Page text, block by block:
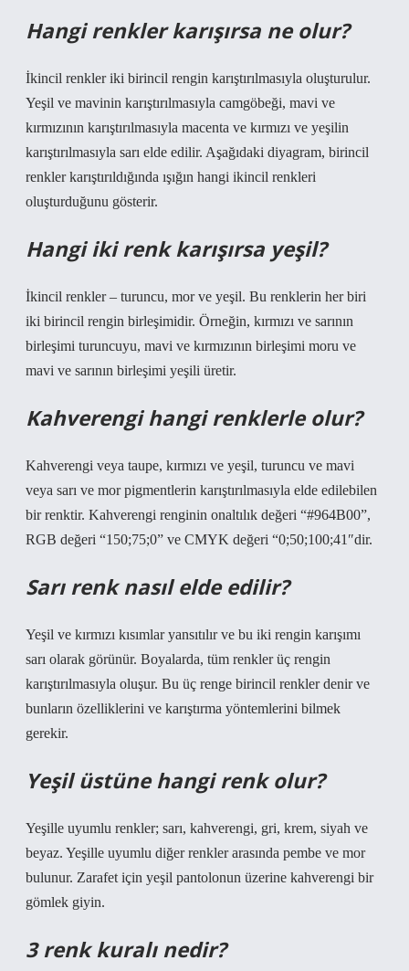
Hangi renkler karışırsa ne olur?
İkincil renkler iki birincil rengin karıştırılmasıyla oluşturulur.
Yeşil ve mavinin karıştırılmasıyla camgöbeği, mavi ve
kırmızının karıştırılmasıyla macenta ve kırmızı ve yeşilin
karıştırılmasıyla sarı elde edilir. Aşağıdaki diyagram, birincil
renkler karıştırıldığında ışığın hangi ikincil renkleri
oluşturduğunu gösterir.
Hangi iki renk karışırsa yeşil?
İkincil renkler – turuncu, mor ve yeşil. Bu renklerin her biri
iki birincil rengin birleşimidir. Örneğin, kırmızı ve sarının
birleşimi turuncuyu, mavi ve kırmızının birleşimi moru ve
mavi ve sarının birleşimi yeşili üretir.
Kahverengi hangi renklerle olur?
Kahverengi veya taupe, kırmızı ve yeşil, turuncu ve mavi
veya sarı ve mor pigmentlerin karıştırılmasıyla elde edilebilen
bir renktir. Kahverengi renginin onaltılık değeri “#964B00”,
RGB değeri “150;75;0” ve CMYK değeri “0;50;100;41″dir.
Sarı renk nasıl elde edilir?
Yeşil ve kırmızı kısımlar yansıtılır ve bu iki rengin karışımı
sarı olarak görünür. Boyalarda, tüm renkler üç rengin
karıştırılmasıyla oluşur. Bu üç renge birincil renkler denir ve
bunların özelliklerini ve karıştırma yöntemlerini bilmek
gerekir.
Yeşil üstüne hangi renk olur?
Yeşille uyumlu renkler; sarı, kahverengi, gri, krem, siyah ve
beyaz. Yeşille uyumlu diğer renkler arasında pembe ve mor
bulunur. Zarafet için yeşil pantolonun üzerine kahverengi bir
gömlek giyin.
3 renk kuralı nedir?